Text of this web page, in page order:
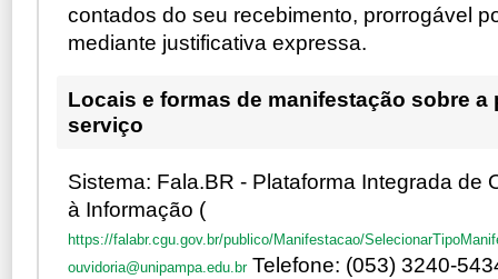
contados do seu recebimento, prorrogável
mediante justificativa expressa.
Locais e formas de manifestação sobre a
serviço
Sistema: Fala.BR - Plataforma Integrada de
à Informação (
https://falabr.cgu.gov.br/publico/Manifestacao/
ouvidoria@unipampa.edu.brTelefone: (053) 3240-